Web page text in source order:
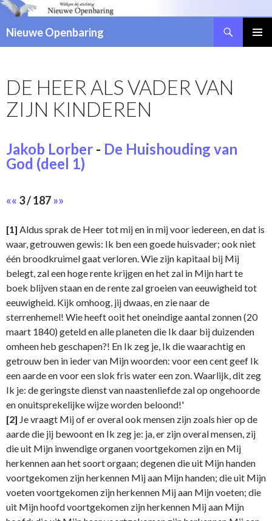
Nieuwe Openbaring
SPRINGEN
DE HEER ALS VADER VAN
ZIJN KINDEREN
Jakob Lorber - De Huishouding van
God (deel 1)
«« 3 / 187»»
[1] Aldus sprak de Heer tot mij en in mij voor iedereen, en dat is
waar, getrouwen gewis: Ik ben een goede huisvader; ook niet
één broodkruimel gaat verloren. Wie zijn kapitaal bij Mij
belegt, zal een hoge rente krijgen en het zal in Mijn hart te
boek blijven staan en de rente zal groeien van eeuwigheid tot
eeuwigheid. Kijk omhoog, jij dwaas, en zie naar de
sterrenhemel! Wie heeft ooit het oneindige aantal zonnen (20
maart 1840) geteld en alle planeten die Ik daar bij duizenden
omheen heb geschapen?! En Ik zeg je, Ik die waarachtig en
getrouw ben in ieder van Mijn woorden: voor een cent geef Ik
een aarde en voor een slok fris water een zon. Waarlijk, dit zeg
Ik je: de geringste dienst van naastenliefde zal op ongehoorde
en onuitsprekelijke wijze worden beloond!'
[2] Je vraagt Mij of er overal ook mensen zijn zoals hier op de
aarde die jij bewoont en Ik zeg je: ja, er zijn overal mensen, zij
die uit Mijn inwendige organen voortgekomen zijn en Mij
herkennen aan het soort orgaan; degenen die uit Mijn handen
voortgekomen zijn herkennen Mij aan Mijn handen; die uit Mijn
voeten voortgekomen zijn herkennen Mij aan Mijn voeten; die
uit Mijn hoofd voortgekomen zijn herkennen Mij aan Mijn